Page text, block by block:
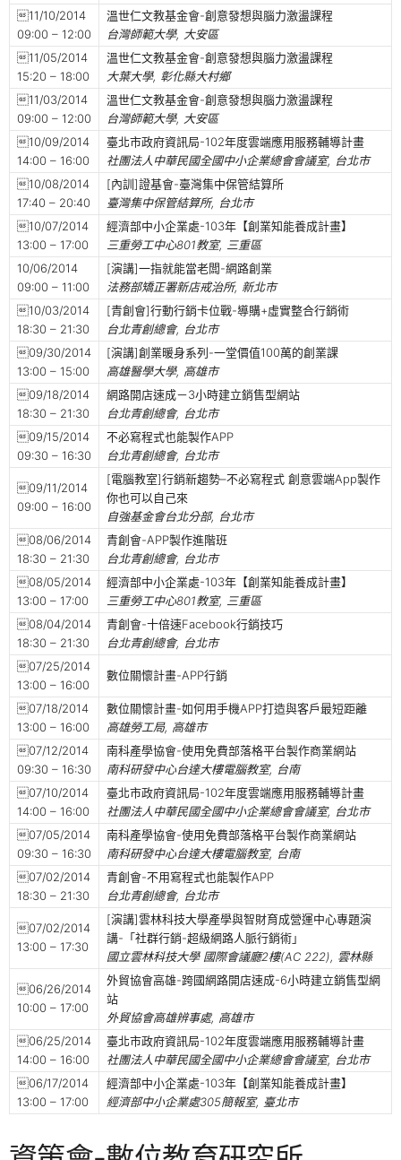
11/10/2014
09:00 – 12:00
溫世仁文教基金會-創意發想與腦力激盪課程
台灣師範大學, 大安區
11/05/2014
15:20 – 18:00
溫世仁文教基金會-創意發想與腦力激盪課程
大葉大學, 彰化縣大村鄉
11/03/2014
09:00 – 12:00
溫世仁文教基金會-創意發想與腦力激盪課程
台灣師範大學, 大安區
10/09/2014
14:00 – 16:00
臺北市政府資訊局-102年度雲端應用服務輔導計畫
社團法人中華民國全國中小企業總會會議室, 台北市
10/08/2014
17:40 – 20:40
[內訓]證基會-臺灣集中保管結算所
臺灣集中保管結算所, 台北市
10/07/2014
13:00 – 17:00
經濟部中小企業處-103年【創業知能養成計畫】
三重勞工中心801教室, 三重區
10/06/2014
09:00 – 11:00
[演講]一指就能當老闆-網路創業
法務部矯正署新店戒治所, 新北市
10/03/2014
18:30 – 21:30
[青創會]行動行銷卡位戰-導購+虛實整合行銷術
台北青創總會, 台北市
09/30/2014
13:00 – 15:00
[演講]創業暖身系列-一堂價值100萬的創業課
高雄醫學大學, 高雄市
09/18/2014
18:30 – 21:30
網路開店速成－3小時建立銷售型網站
台北青創總會, 台北市
09/15/2014
09:30 – 16:30
不必寫程式也能製作APP
台北青創總會, 台北市
09/11/2014
09:00 – 16:00
[電腦教室]行銷新趨勢–不必寫程式 創意雲端App製作
你也可以自己來
自強基金會台北分部, 台北市
08/06/2014
18:30 – 21:30
青創會-APP製作進階班
台北青創總會, 台北市
08/05/2014
13:00 – 17:00
經濟部中小企業處-103年【創業知能養成計畫】
三重勞工中心801教室, 三重區
08/04/2014
18:30 – 21:30
青創會-十倍速Facebook行銷技巧
台北青創總會, 台北市
07/25/2014
13:00 – 16:00
數位關懷計畫-APP行銷
07/18/2014
13:00 – 16:00
數位關懷計畫-如何用手機APP打造與客戶最短距離
高雄勞工局, 高雄市
07/12/2014
09:30 – 16:30
南科產學協會-使用免費部落格平台製作商業網站
南科研發中心台達大樓電腦教室, 台南
07/10/2014
14:00 – 16:00
臺北市政府資訊局-102年度雲端應用服務輔導計畫
社團法人中華民國全國中小企業總會會議室, 台北市
07/05/2014
09:30 – 16:30
南科產學協會-使用免費部落格平台製作商業網站
南科研發中心台達大樓電腦教室, 台南
07/02/2014
18:30 – 21:30
青創會-不用寫程式也能製作APP
台北青創總會, 台北市
07/02/2014
13:00 – 17:30
[演講]雲林科技大學產學與智財育成營運中心專題演
講-「社群行銷-超級網路人脈行銷術」
國立雲林科技大學 國際會議廳2樓(AC 222), 雲林縣
06/26/2014
10:00 – 17:00
外貿協會高雄-跨國網路開店速成-6小時建立銷售型網
站
外貿協會高雄辨事處, 高雄市
06/25/2014
14:00 – 16:00
臺北市政府資訊局-102年度雲端應用服務輔導計畫
社團法人中華民國全國中小企業總會會議室, 台北市
06/17/2014
13:00 – 17:00
經濟部中小企業處-103年【創業知能養成計畫】
經濟部中小企業處305簡報室, 臺北市